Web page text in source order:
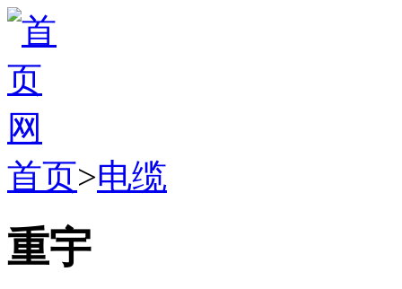
首页>电缆
重宇